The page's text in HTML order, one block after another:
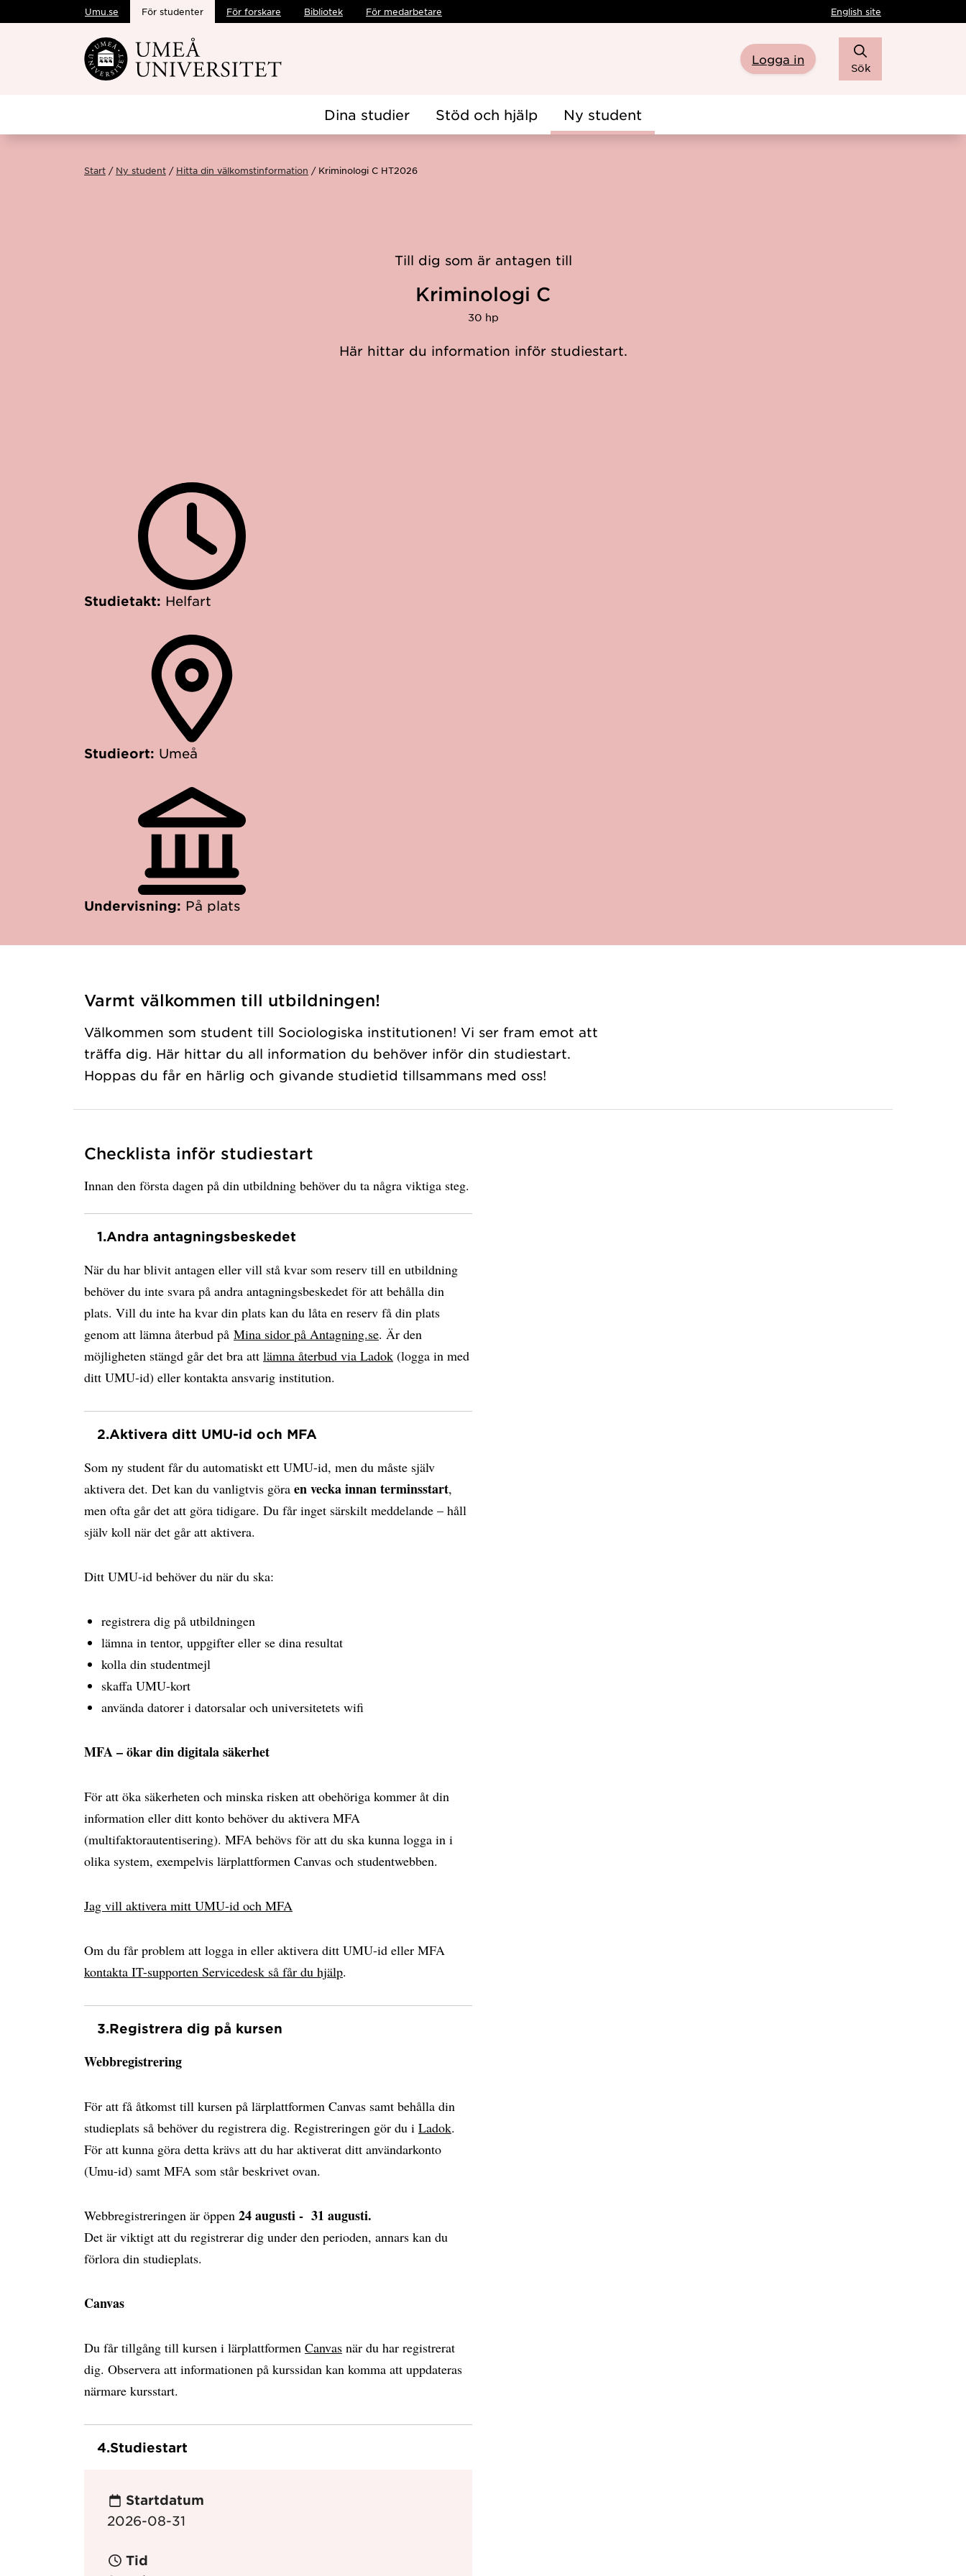
Hoppa direkt till innehållet
Umu.se För studenter För forskare Bibliotek För medarbetare English site
Logga in
Sök
Dina studier Stöd och hjälp Ny student
Start Ny student Hitta din välkomstinformation Kriminologi C HT2026
Till dig som är antagen till
Kriminologi C
30 hp
Här hittar du information inför studiestart.
Studietakt: Helfart
Studieort: Umeå
Undervisning: På plats
Varmt välkommen till utbildningen!
Välkommen som student till Sociologiska institutionen! Vi ser fram emot att
träffa dig. Här hittar du all information du behöver inför din studiestart.
Hoppas du får en härlig och givande studietid tillsammans med oss!
Checklista inför studiestart
Innan den första dagen på din utbildning behöver du ta några viktiga steg.
1.Andra antagningsbeskedet
När du har blivit antagen eller vill stå kvar som reserv till en utbildning
behöver du inte svara på andra antagningsbeskedet för att behålla din
plats. Vill du inte ha kvar din plats kan du låta en reserv få din plats
genom att lämna återbud på Mina sidor på Antagning.se. Är den
möjligheten stängd går det bra att lämna återbud via Ladok (logga in med
ditt UMU-id) eller kontakta ansvarig institution.
2.Aktivera ditt UMU-id och MFA
Som ny student får du automatiskt ett UMU-id, men du måste själv
aktivera det. Det kan du vanligtvis göra en vecka innan terminsstart,
men ofta går det att göra tidigare. Du får inget särskilt meddelande – håll
själv koll när det går att aktivera.
Ditt UMU-id behöver du när du ska:
registrera dig på utbildningen
lämna in tentor, uppgifter eller se dina resultat
kolla din studentmejl
skaffa UMU-kort
använda datorer i datorsalar och universitetets wifi
MFA – ökar din digitala säkerhet
För att öka säkerheten och minska risken att obehöriga kommer åt din
information eller ditt konto behöver du aktivera MFA
(multifaktorautentisering). MFA behövs för att du ska kunna logga in i
olika system, exempelvis lärplattformen Canvas och studentwebben.
Jag vill aktivera mitt UMU-id och MFA
Om du får problem att logga in eller aktivera ditt UMU-id eller MFA
kontakta IT-supporten Servicedesk så får du hjälp.
3.Registrera dig på kursen
Webbregistrering
För att få åtkomst till kursen på lärplattformen Canvas samt behålla din
studieplats så behöver du registrera dig. Registreringen gör du i Ladok.
För att kunna göra detta krävs att du har aktiverat ditt användarkonto
(Umu-id) samt MFA som står beskrivet ovan.
Webbregistreringen är öppen 24 augusti - 31 augusti.
Det är viktigt att du registrerar dig under den perioden, annars kan du
förlora din studieplats.
Canvas
Du får tillgång till kursen i lärplattformen Canvas när du har registrerat
dig. Observera att informationen på kurssidan kan komma att uppdateras
närmare kursstart.
4.Studiestart
Startdatum
2026-08-31
Tid